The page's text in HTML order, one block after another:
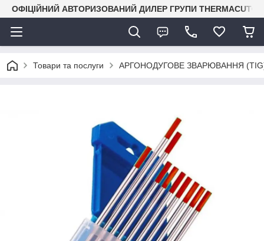
ОФІЦІЙНИЙ АВТОРИЗОВАНИЙ ДИЛЕР ГРУПИ THERMACUT® В
Товари та послуги АРГОНОДУГОВЕ ЗВАРЮВАННЯ